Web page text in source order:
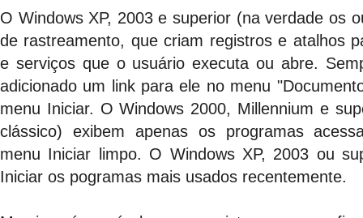
O Windows XP, 2003 e superior (na verdade os
de rastreamento, que criam registros e atalhos
e serviços que o usuário executa ou abre.
adicionado um link para ele no menu
menu Iniciar. O Windows 2000, Millennium e
clássico) exibem apenas os programas
menu Iniciar limpo. O Windows XP, 2003 ou
Iniciar os pogramas mais usados recentemente.